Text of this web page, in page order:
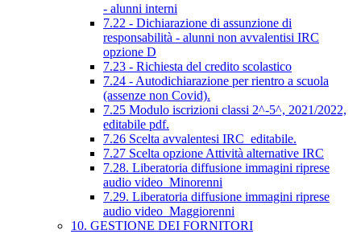
- alunni interni
7.22 - Dichiarazione di assunzione di
responsabilità - alunni non avvalentisi IRC
opzione D
7.23 - Richiesta del credito scolastico
7.24 - Autodichiarazione per rientro a scuola
(assenze non Covid).
7.25 Modulo iscrizioni classi 2^-5^, 2021/2022,
editabile pdf.
7.26 Scelta avvalentesi IRC_editabile.
7.27 Scelta opzione Attività alternative IRC
7.28. Liberatoria diffusione immagini riprese
audio video_Minorenni
7.29. Liberatoria diffusione immagini riprese
audio video_Maggiorenni
10. GESTIONE DEI FORNITORI